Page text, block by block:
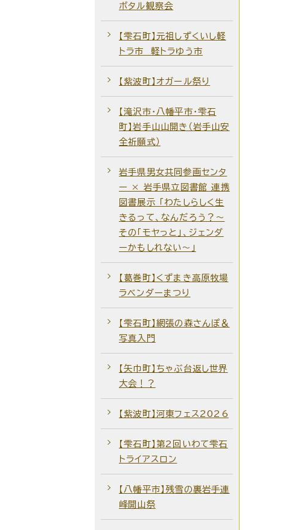
ボタル観察会
【雫石町】元祖しずくいし軽
トラ市 軽トラゆう市
【紫波町】オガール祭り
【滝沢市・八幡平市・雫石
町】岩手山山開き（岩手山安
全祈願式）
岩手県男女共同参画センタ
ー × 岩手県立図書館 連携
図書展示 「わたしらしく生
きるって、なんだろう？～
その「モヤっと」、ジェンダ
ーかもしれない～」
【葛巻町】くずまき高原牧場
ラベンダーまつり
【雫石町】網張の森さんぽ＆
写真入門
【矢巾町】ちゃぶ台返し世界
大会！？
【紫波町】河東フェス2026
【雫石町】第2回いわて雫石
トライアスロン
【八幡平市】残雪の裏岩手連
峰開山祭